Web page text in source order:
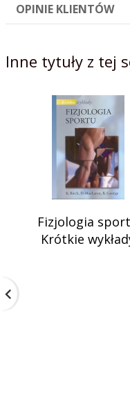
OPINIE KLIENTÓW
Inne tytuły z tej
Fizjologia
Krótkie